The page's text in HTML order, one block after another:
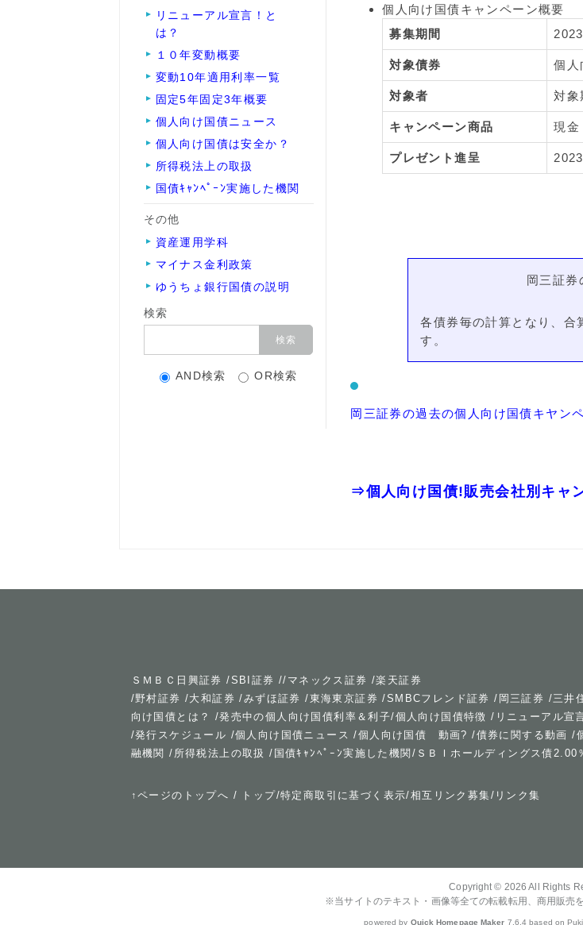
個人向け国債キャンペーン概要
募集期間
対象債券 個人
対象者 対象
キャンペーン商品 現
プレゼント進呈
岡三証券
各債券毎の計算となり、合
す。
岡三証券の過去の個人向け国債キヤン
⇒個人向け国債!販売会社別キャ
リニューアル宣言！と
は？
１０年変動概要
変動10年適用利率一覧
固定5年固定3年概要
個人向け国債ニュース
個人向け国債は安全か？
所得税法上の取扱
国債ｷｬﾝﾍﾟｰﾝ実施した機関
その他
資産運用学科
マイナス金利政策
ゆうちょ銀行国債の説明
検索
AND検索 OR検索
ＳＭＢＣ日興証券 /SBI証券 // マネックス証券 /楽天証券
/野村証券 /大和証券 /みずほ証券 /東海東京証券 /SMBCフレンド証券 / 岡三証券 /三井
向け国債とは？
/発売中の個人向け国債利率＆利子/個人向け国債特徴 / リニューアル宣
/発行スケジュール /個人向け国債ニュース /個人向け国債 動画? /債券に関する動画 /
融機関 / 所得税法上の取扱 / 国債ｷｬﾝﾍﾟｰﾝ実施した機関 / ＳＢＩホールディングス債2.00
↑ページのトップへ / トップ/特定商取引に基づく表示/相互リンク募集 / リンク集
Copyright © 2026All Rights
※当サイトのテキスト・画像等全ての転載転用、商用販売
powered by Quick Homepage Maker 7.6.4 based on